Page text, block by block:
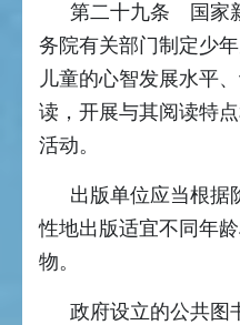
第二十九条 国家
务院有关部门制定少
儿童的心智发展水平
读，开展与其阅读特
活动。
出版单位应当根据
性地出版适宜不同年
物。
政府设立的公共图